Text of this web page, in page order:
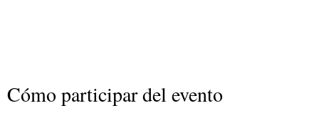
Cómo participar del evento